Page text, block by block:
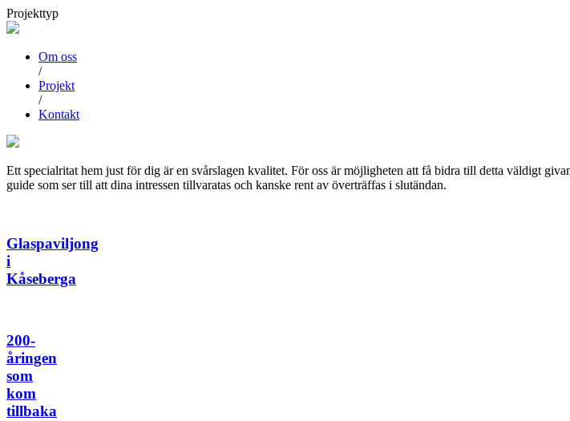
Projekttyp
Om oss
/
Projekt
/
Kontakt
Ett specialritat hem just för dig är en svårslagen kvalitet. För oss är möjligheten att få bidra till detta väldigt
guide som ser till att dina intressen tillvaratas och kanske rent av överträffas i slutändan.
Glaspaviljong
i
Kåseberga
200-
åringen
som
kom
tillbaka